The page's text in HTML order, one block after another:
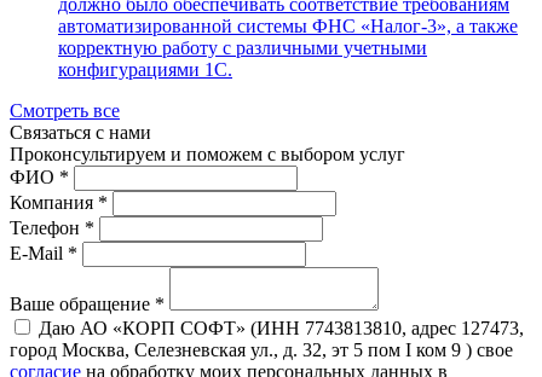
должно было обеспечивать соответствие требованиям
автоматизированной системы ФНС «Налог-3», а также
корректную работу с различными учетными
конфигурациями 1С.
Смотреть все
Связаться с нами
Проконсуль­тируем и поможем с выбором услуг
ФИО *
Компания *
Телефон *
E-Mail *
Ваше обращение *
Даю АО «КОРП СОФТ» (ИНН 7743813810, адрес 127473,
город Москва, Селезневская ул., д. 32, эт 5 пом I ком 9 ) свое
согласие на обработку моих персональных данных в